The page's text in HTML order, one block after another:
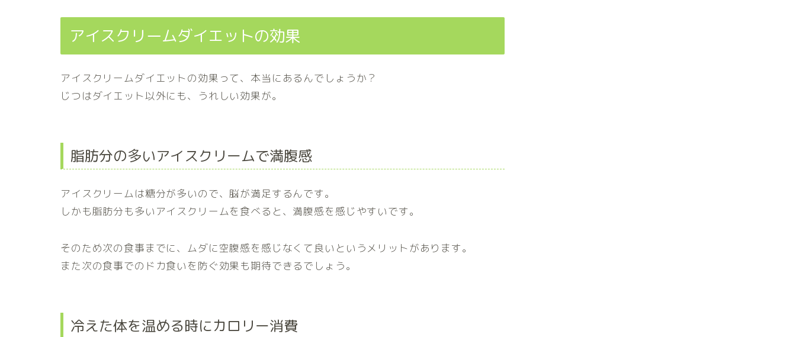
アイスクリームダイエットの効果
アイスクリームダイエットの効果って、本当にあるんでしょうか？
じつはダイエット以外にも、うれしい効果が。
脂肪分の多いアイスクリームで満腹感
アイスクリームは糖分が多いので、脳が満足するんです。
しかも脂肪分も多いアイスクリームを食べると、満腹感を感じやすいです。
そのため次の食事までに、ムダに空腹感を感じなくて良いというメリットがあります。
また次の食事でのドカ食いを防ぐ効果も期待できるでしょう。
冷えた体を温める時にカロリー消費